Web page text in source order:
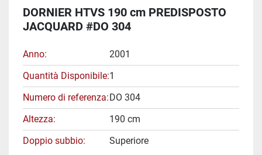
DORNIER HTVS 190 cm PREDISPOSTO
JACQUARD #DO 304
Anno
2001
Quantità Disponibile 1
Numero di referenza DO 304
Altezza
190 cm
Doppio subbio
Superiore